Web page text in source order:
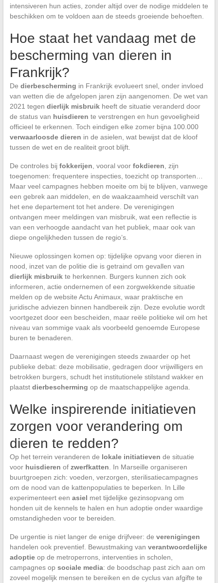
intensiveren hun acties, zonder altijd over de nodige middelen te
beschikken om te voldoen aan de steeds groeiende behoeften.
Hoe staat het vandaag met de
bescherming van dieren in
Frankrijk?
De dierbescherming in Frankrijk evolueert snel, onder invloed
van wetten die de afgelopen jaren zijn aangenomen. De wet van
2021 tegen dierlijk misbruikheeft de situatie veranderd door
de status van huisdieren te verstrengen en hun gevoeligheid
officieel te erkennen. Toch eindigen elke zomer bijna 100.000
verwaarloosde dieren in de asielen, wat bewijst dat de kloof
tussen de wet en de realiteit groot blijft.
De controles bij fokkerijen , vooral voor fokdieren , zijn
toegenomen: frequentere inspecties, toezicht op transporten…
Maar veel campagnes hebben moeite om bij te blijven, vanwege
een gebrek aan middelen, en de waakzaamheid verschilt van
het ene departement tot het andere. De verenigingen
ontvangen meer meldingen van misbruik, wat een reflectie is
van een verhoogde aandacht van het publiek, maar ook van
diepe ongelijkheden tussen de regio’s.
Nieuwe oplossingen komen op: tijdelijke opvang voor dieren in
nood, inzet van de politie die is getraind om gevallen van
dierlijk misbruikte herkennen. Burgers kunnen zich ook
informeren, actie ondernemen of een zorgwekkende situatie
melden op de website Actu Animaux, waar praktische en
juridische adviezen binnen handbereik zijn. Deze evolutie wordt
voortgezet door een bescheiden, maar reële politieke wil om het
niveau van sommige vaak als voorbeeld genoemde Europese
buren te benaderen.
Daarnaast wegen de verenigingen steeds zwaarder op het
publieke debat: deze mobilisatie, gedragen door vrijwilligers en
betrokken burgers, schudt het institutionele stilstand wakker en
plaatst dierbescherming op de maatschappelijke agenda.
Welke inspirerende initiatieven
zorgen voor verandering om
dieren te redden?
Op het terrein veranderen de lokale initiatieven de situatie
voor huisdieren of zwerfkatten . In Marseille organiseren
buurtgroepen zich: voeden, verzorgen, sterilisatiecampagnes
om de nood van de kattenpopulaties te beperken. In Lille
experimenteert een asiel met tijdelijke gezinsopvang om
honden uit de kennels te halen en hun adoptie onder waardige
omstandigheden voor te bereiden.
De urgentie is niet langer de enige drijfveer: de verenigingen
handelen ook preventief. Bewustmaking van verantwoordelijke
adoptieop de metroperrons, interventies in scholen,
campagnes op sociale media: de boodschap past zich aan om
zoveel mogelijk mensen te bereiken en de cyclus van afgifte te